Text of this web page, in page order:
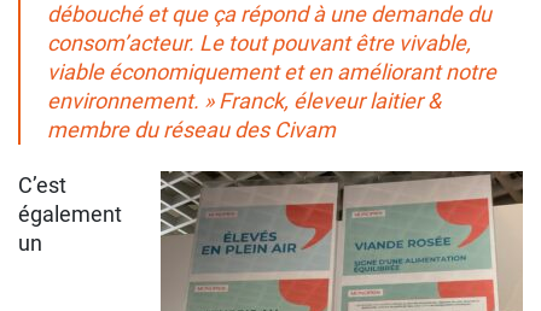
débouché et que ça répond à une demande du
consom’acteur. Le tout pouvant être vivable,
viable économiquement et en améliorant notre
environnement. »Franck, éleveur laitier &
membre du réseau des Civam
C’est
également
un